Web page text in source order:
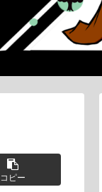
コピー